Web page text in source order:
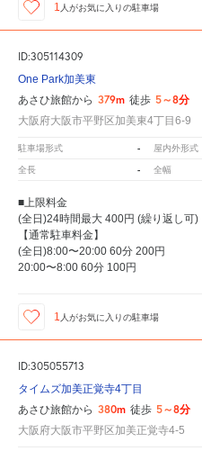
1 人がお気に入りの駐車場
ID:305114309
One Park加美東
あさひ旅館から 379m 徒歩 5～8分
大阪府大阪市平野区加美東4丁目6-9
駐車場形式 - 屋内外形式
全長 - 全幅
■上限料金
(全日)24時間最大 400円 (繰り返し可)
【通常駐車料金】
(全日)8:00〜20:00 60分 200円
20:00〜8:00 60分 100円
1 人がお気に入りの駐車場
ID:305055713
タイムズ加美正覚寺4丁目
あさひ旅館から 380m 徒歩 5～8分
大阪府大阪市平野区加美正覚寺4-5